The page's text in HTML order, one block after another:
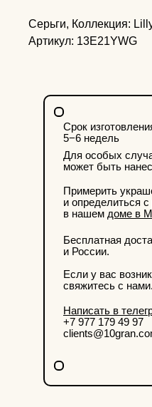
Серьги, Коллекция:
Артикул: 13E21YWG
Примерить
и определиться
в нашем доме в
Для особых
может быть
Срок
5−6 недель
Бесплатная
и России.
Если у вас
свяжитесь с нами.
Написать в
+7 977 179 49 97